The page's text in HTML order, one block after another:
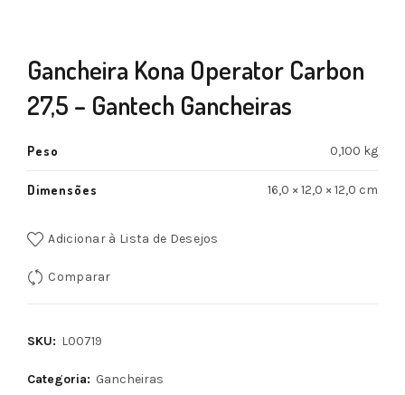
Gancheira Kona Operator Carbon
27,5 – Gantech Gancheiras
Peso 0,100 kg
Dimensões 16,0 × 12,0 × 12,0 cm
Adicionar à Lista de Desejos
Comparar
SKU: L00719
Categoria: Gancheiras